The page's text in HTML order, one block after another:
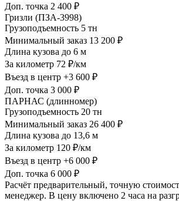
Доп. точка 2 400 ₽
Гризли (ПЗА-3998)
Грузоподъемность 5 тн
Минимальный заказ 13 200 ₽
Длина кузова до 6 м
За километр 72 ₽/км
Въезд в центр +3 600 ₽
Доп. точка 3 000 ₽
ПАРНАС (длинномер)
Грузоподъемность 20 тн
Минимальный заказ 26 400 ₽
Длина кузова до 13,6 м
За километр 120 ₽/км
Въезд в центр +6 000 ₽
Доп. точка 6 000 ₽
Расчёт предварительный, точную
менеджер. В цену включено 2 часа на